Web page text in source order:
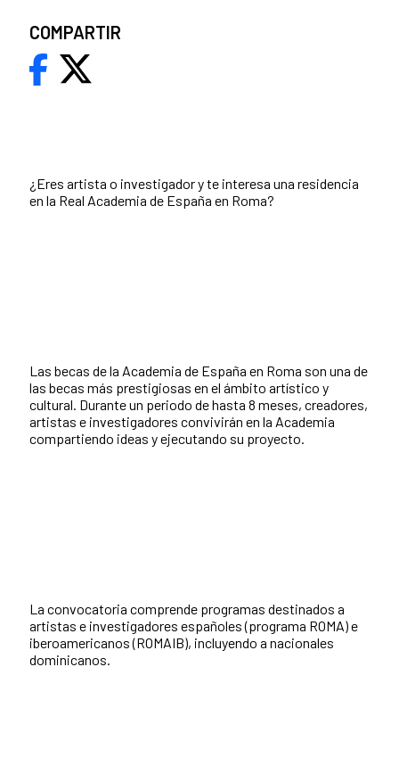
¿Eres artista o investigador y te interesa una residencia
en la Real Academia de España en Roma?
Las becas de la Academia de España en Roma son una de
las becas más prestigiosas en el ámbito artístico y
cultural. Durante un periodo de hasta 8 meses, creadores,
artistas e investigadores convivirán en la Academia
compartiendo ideas y ejecutando su proyecto.
La convocatoria comprende programas destinados a
artistas e investigadores españoles (programa ROMA) e
iberoamericanos (ROMAIB), incluyendo a nacionales
dominicanos.
COMPARTIR